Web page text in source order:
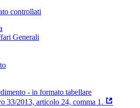
controllati
Generali
- in formato tabellare
33/2013, articolo 24, comma 1.